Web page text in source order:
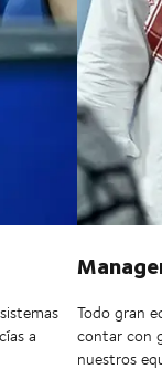
a
Todo gran
contar con
nuestros